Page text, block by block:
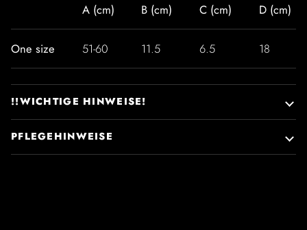
A (cm)
B (cm) C (cm) D (cm)
One size 51-60 11.5 6.5 18
!!WICHTIGE HINWEISE!
PFLEGEHINWEISE